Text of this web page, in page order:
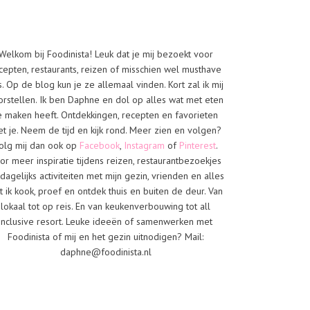
bij Foodinista! Leuk dat je mij bezoekt voor
restaurants, reizen of misschien wel musthave
Op de blog kun je ze allemaal vinden. Kort zal ik mij
Ik ben Daphne en dol op alles wat met eten
maken heeft. Ontdekkingen, recepten en favorieten
je. Neem de tijd en kijk rond. Meer zien en volgen?
mij dan ook op Facebook, Instagram of Pinterest.
meer inspiratie tijdens reizen, restaurantbezoekjes
activiteiten met mijn gezin, vrienden en alles
ik kook, proef en ontdek thuis en buiten de deur. Van
lokaal tot op reis. En van keukenverbouwing tot all
resort. Leuke ideeën of samenwerken met
Foodinista of mij en het gezin uitnodigen? Mail:
daphne@foodinista.nl